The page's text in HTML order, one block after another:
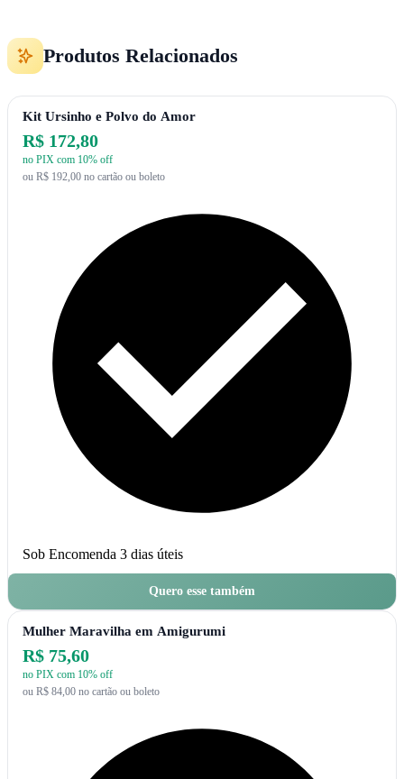
Produtos Relacionados
Kit Ursinho e Polvo do Amor
R$ 172,80
no PIX com 10% off
ou R$ 192,00 no cartão ou boleto
Sob Encomenda 3 dias úteis
Quero esse também
Mulher Maravilha em Amigurumi
R$ 75,60
no PIX com 10% off
ou R$ 84,00 no cartão ou boleto